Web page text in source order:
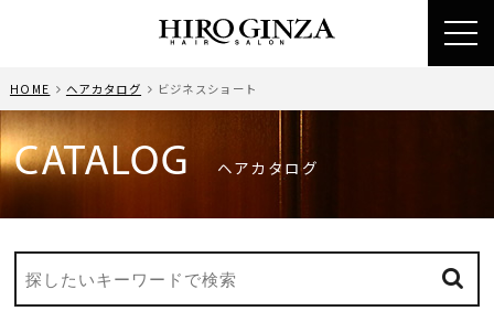
HOME ヘアカタログ ビジネスショート
CATALOG ヘアカタログ